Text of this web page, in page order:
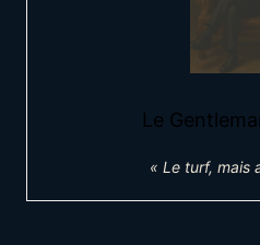
Le
« Le turf, mais